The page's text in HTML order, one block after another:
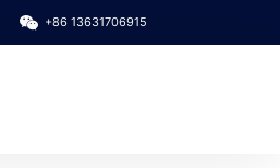
+86 13631706915